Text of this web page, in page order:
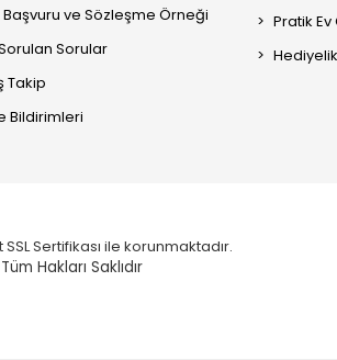
Başvuru ve Sözleşme Örneği
Sorular
Takip
Bildirimleri
Pratik
Sertifikası ile korunmaktadır.
Tüm Hakları Saklıdır